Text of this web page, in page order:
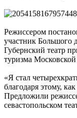
Режиссером
участник Большого
Губернский театр
туризма Московской
«Я стал
благодаря этому,
Предложили
севастопольском